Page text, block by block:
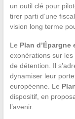
un outil clé pour
tirer parti d’une
vision long terme
Le Plan d’Épargne
exonérations sur
de détention. Il
dynamiser leur
européenne. Le
dispositif, en
l’avenir.